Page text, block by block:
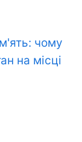
чому
на місці